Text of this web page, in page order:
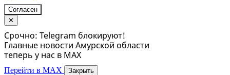
Согласен
✕
Срочно: Telegram блокируют!
Главные новости Амурской области
теперь у нас в MAX
Перейти в MAX Закрыть